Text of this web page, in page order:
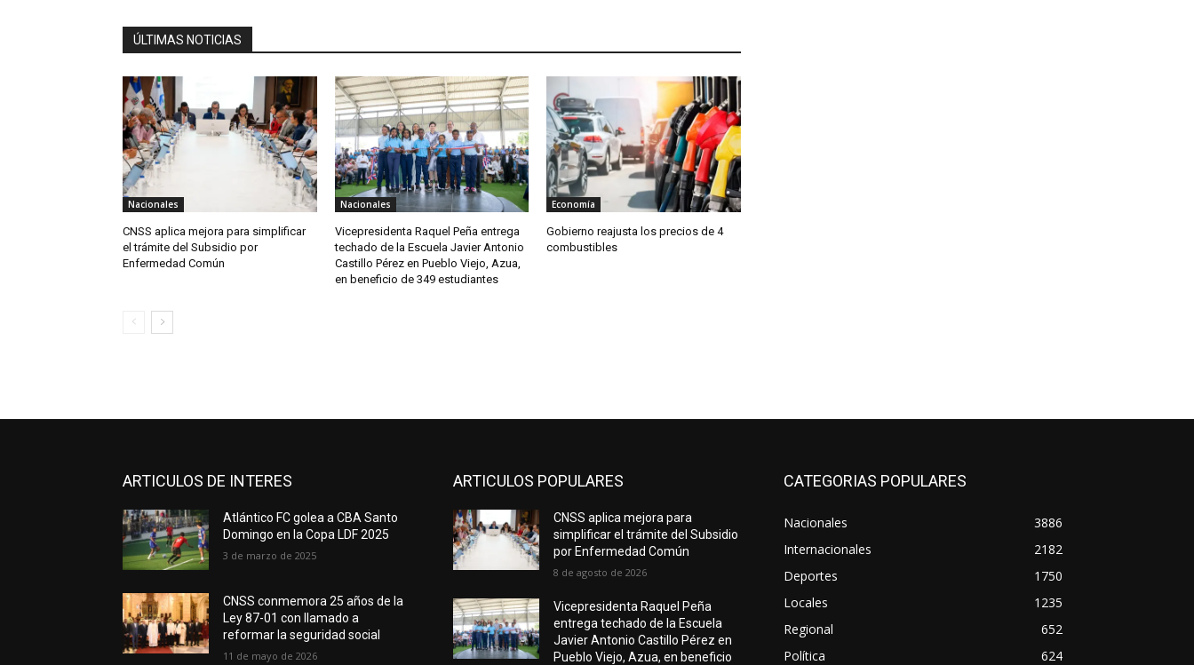
ÚLTIMAS NOTICIAS
Nacionales
CNSS aplica mejora para simplificar
el trámite del Subsidio por
Enfermedad Común
Nacionales
Vicepresidenta Raquel Peña entrega
techado de la Escuela Javier Antonio
Castillo Pérez en Pueblo Viejo, Azua,
en beneficio de 349 estudiantes
Economía
Gobierno reajusta los precios de 4
combustibles
ARTICULOS DE INTERES
Atlántico FC golea a CBA Santo
Domingo en la Copa LDF 2025
3 de marzo de 2025
CNSS conmemora 25 años de la
Ley 87-01 con llamado a
reformar la seguridad social
11 de mayo de 2026
ARTICULOS POPULARES
CNSS aplica mejora para
simplificar el trámite del Subsidio
por Enfermedad Común
8 de agosto de 2026
Vicepresidenta Raquel Peña
entrega techado de la Escuela
Javier Antonio Castillo Pérez en
Pueblo Viejo, Azua, en beneficio
CATEGORIAS POPULARES
Nacionales
3886
Internacionales
2182
Deportes
1750
Locales
1235
Regional
652
Política
624